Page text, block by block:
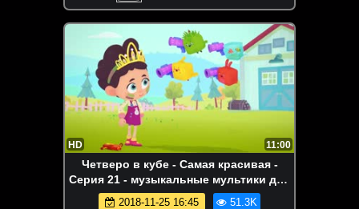
HD 11:00
Четверо в кубе - Самая красивая -
Серия 21 - музыкальные мультики для
детей
2018-11-25 16:45 51.3K